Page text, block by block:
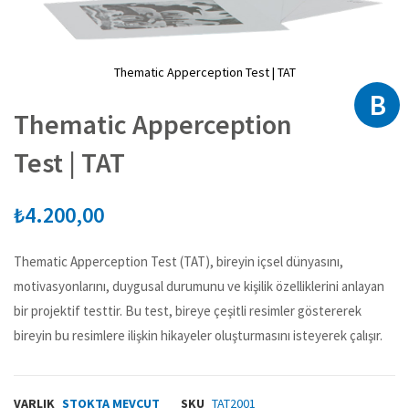
Thematic Apperception Test | TAT
galerisinin
başlangıcına
Thematic Apperception
Test | TAT
₺4.200,00
B
Thematic Apperception Test (TAT), bireyin içsel dünyasını,
motivasyonlarını, duygusal durumunu ve kişilik özelliklerini anlayan
bir projektif testtir. Bu test, bireye çeşitli resimler göstererek
bireyin bu resimlere ilişkin hikayeler oluşturmasını isteyerek çalışır.
VARLIK STOKTA MEVCUT SKU TAT2001